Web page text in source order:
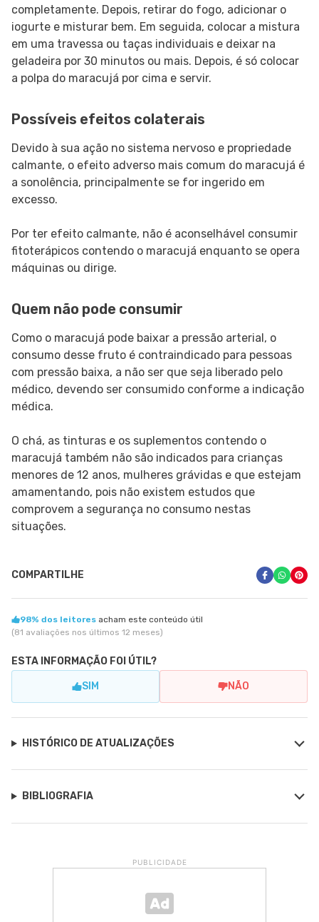
completamente. Depois, retirar do fogo, adicionar o
iogurte e misturar bem. Em seguida, colocar a mistura
em uma travessa ou taças individuais e deixar na
geladeira por 30 minutos ou mais. Depois, é só colocar
a polpa do maracujá por cima e servir.
Possíveis efeitos colaterais
Devido à sua ação no sistema nervoso e propriedade
calmante, o efeito adverso mais comum do maracujá é
a sonolência, principalmente se for ingerido em
excesso.
Por ter efeito calmante, não é aconselhável consumir
fitoterápicos contendo o maracujá enquanto se opera
máquinas ou dirige.
Quem não pode consumir
Como o maracujá pode baixar a pressão arterial, o
consumo desse fruto é contraindicado para pessoas
com pressão baixa, a não ser que seja liberado pelo
médico, devendo ser consumido conforme a indicação
médica.
O chá, as tinturas e os suplementos contendo o
maracujá também não são indicados para crianças
menores de 12 anos, mulheres grávidas e que estejam
amamentando, pois não existem estudos que
comprovem a segurança no consumo nestas
situações.
COMPARTILHE
98% dos leitores acham este conteúdo útil
(81 avaliações nos últimos 12 meses)
ESTA INFORMAÇÃO FOI ÚTIL?
SIM NÃO
HISTÓRICO DE ATUALIZAÇÕES
BIBLIOGRAFIA
PUBLICIDADE